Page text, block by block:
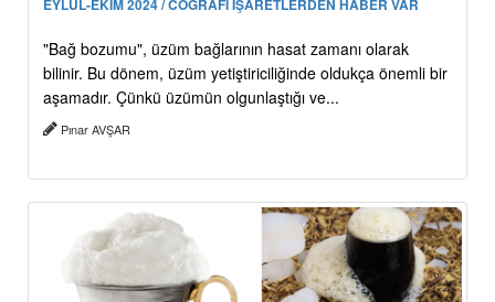
EYLÜL-EKİM 2024 / COĞRAFİ İŞARETLERDEN HABER VAR
"Bağ bozumu", üzüm bağlarının hasat zamanı olarak
bilinir. Bu dönem, üzüm yetiştiriciliğinde oldukça önemli bir
aşamadır. Çünkü üzümün olgunlaştığı ve...
Pınar AVŞAR